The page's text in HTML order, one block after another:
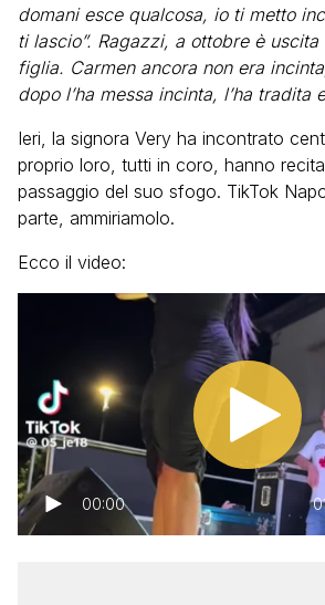
domani esce qualcosa, io ti metto
ti lascio”. Ragazzi, a ottobre è
figlia. Carmen ancora non era
dopo l’ha messa incinta, l’ha tradita
Ieri, la signora Very ha incontrato
proprio loro, tutti in coro, hanno
passaggio del suo sfogo. TikTok
parte, ammiriamolo.
Ecco il video:
00:00